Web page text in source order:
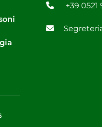
+39